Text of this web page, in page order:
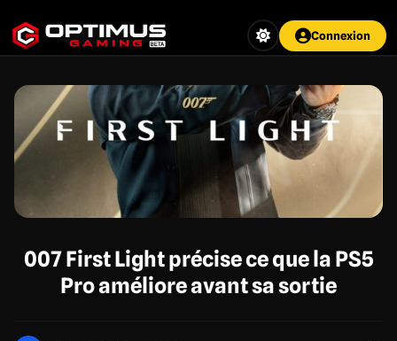
au
contenu
Connexion
007 First Light précise ce que la PS5
Pro améliore avant sa sortie